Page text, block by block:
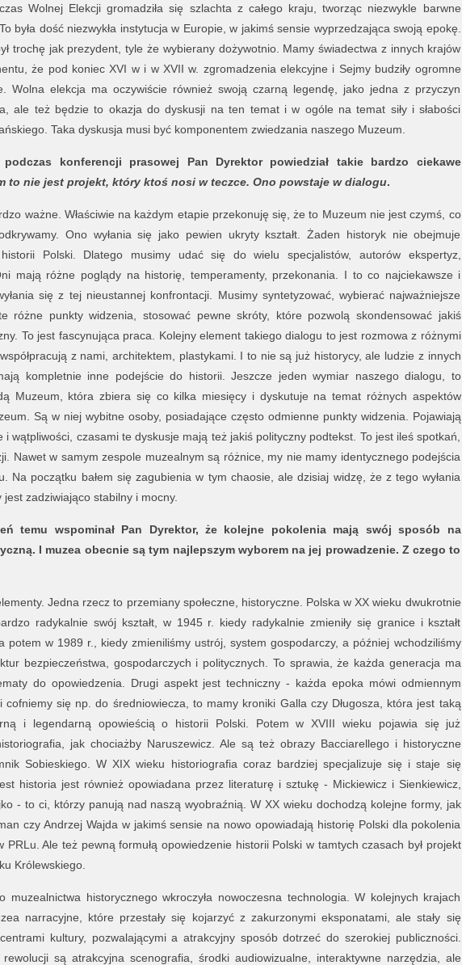
Wolnej Elekcji gromadziła się szlachta z całego kraju, tworząc niezwykle barwne
była dość niezwykła instytucja w Europie, w jakimś sensie wyprzedzająca swoją epokę.
trochę jak prezydent, tyle że wybierany dożywotnio. Mamy świadectwa z innych krajów
że pod koniec XVI w i w XVII w. zgromadzenia elekcyjne i Sejmy budziły ogromne
Wolna elekcja ma oczywiście również swoją czarną legendę, jako jedna z przyczyn
ale też będzie to okazja do dyskusji na ten temat i w ogóle na temat siły i słabości
Taka dyskusja musi być komponentem zwiedzania naszego Muzeum.
podczas konferencji prasowej Pan Dyrektor powiedział takie bardzo ciekawe
to nie jest projekt, który ktoś nosi w teczce. Ono powstaje w dialogu.
ważne. Właściwie na każdym etapie przekonuję się, że to Muzeum nie jest czymś, co
Ono wyłania się jako pewien ukryty kształt. Żaden historyk nie obejmuje
historii Polski. Dlatego musimy udać się do wielu specjalistów, autorów ekspertyz,
mają różne poglądy na historię, temperamenty, przekonania. I to co najciekawsze i
się z tej nieustannej konfrontacji. Musimy syntetyzować, wybierać najważniejsze
różne punkty widzenia, stosować pewne skróty, które pozwolą skondensować jakiś
To jest fascynująca praca. Kolejny element takiego dialogu to jest rozmowa z różnymi
z nami, architektem, plastykami. I to nie są już historycy, ale ludzie z innych
kompletnie inne podejście do historii. Jeszcze jeden wymiar naszego dialogu, to
Muzeum, która zbiera się co kilka miesięcy i dyskutuje na temat różnych aspektów
Są w niej wybitne osoby, posiadające często odmienne punkty widzenia. Pojawiają
i wątpliwości, czasami te dyskusje mają też jakiś polityczny podtekst. To jest ileś spotkań,
Nawet w samym zespole muzealnym są różnice, my nie mamy identycznego podejścia
Na początku bałem się zagubienia w tym chaosie, ale dzisiaj widzę, że z tego wyłania
jest zadziwiająco stabilny i mocny.
temu wspominał Pan Dyrektor, że kolejne pokolenia mają swój sposób na
I muzea obecnie są tym najlepszym wyborem na jej prowadzenie. Z czego to
Jedna rzecz to przemiany społeczne, historyczne. Polska w XX wieku dwukrotnie
radykalnie swój kształt, w 1945 r. kiedy radykalnie zmieniły się granice i kształt
potem w 1989 r., kiedy zmieniliśmy ustrój, system gospodarczy, a później wchodziliśmy
bezpieczeństwa, gospodarczych i politycznych. To sprawia, że każda generacja ma
do opowiedzenia. Drugi aspekt jest techniczny - każda epoka mówi odmiennym
cofniemy się np. do średniowiecza, to mamy kroniki Galla czy Długosza, która jest taką
i legendarną opowieścią o historii Polski. Potem w XVIII wieku pojawia się już
jak chociażby Naruszewicz. Ale są też obrazy Bacciarellego i historyczne
Sobieskiego. W XIX wieku historiografia coraz bardziej specjalizuje się i staje się
historia jest również opowiadana przez literaturę i sztukę - Mickiewicz i Sienkiewicz,
- to ci, którzy panują nad naszą wyobraźnią. W XX wieku dochodzą kolejne formy, jak
czy Andrzej Wajda w jakimś sensie na nowo opowiadają historię Polski dla pokolenia
PRLu. Ale też pewną formułą opowiedzenie historii Polski w tamtych czasach był projekt
Królewskiego.
muzealnictwa historycznego wkroczyła nowoczesna technologia. W kolejnych krajach
narracyjne, które przestały się kojarzyć z zakurzonymi eksponatami, ale stały się
kultury, pozwalającymi a atrakcyjny sposób dotrzeć do szerokiej publiczności.
są atrakcyjna scenografia, środki audiowizualne, interaktywne narzędzia, ale